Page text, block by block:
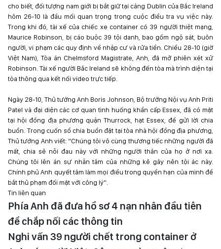
cho biết, đối tượng nam giới bị bắt giữ tại cảng Dublin của Bắc Ireland
hôm 26-10 là đầu mối quan trọng trong cuộc điều tra vụ việc này.
Trong khi đó, tài xế của chiếc xe container có 39 người thiệt mạng,
Maurice Robinson, bị cáo buộc 39 tội danh, bao gồm ngộ sát, buôn
người, vi phạm các quy định về nhập cư và rửa tiền. Chiều 28-10 (giờ
Việt Nam), Tòa án Chelmsford Magistrate, Anh, đã mở phiên xét xử
Robinson. Tài xế người Bắc Ireland sẽ không đến tòa mà trình diện tại
tòa thông qua kết nối video trực tiếp.
Ngày 28-10, Thủ tướng Anh Boris Johnson, Bộ trưởng Nội vụ Anh Priti
Patel và đại diện các cơ quan tình huống khẩn cấp Essex, đã có mặt
tại hội đồng địa phương quận Thurrock, hạt Essex, để gửi lời chia
buồn. Trong cuốn sổ chia buồn đặt tại tòa nhà hội đồng địa phương,
Thủ tướng Anh viết: “Chúng tôi vô cùng thương tiếc những người đã
mất, chia sẻ nỗi đau này với những người thân của họ ở nơi xa.
Chúng tôi lên án sự nhẫn tâm của những kẻ gây nên tội ác này.
Chính phủ Anh quyết tâm làm mọi điều trong quyền hạn của mình để
bắt thủ phạm đối mặt với công lý”.
Tin liên quan
Phía Anh đã đưa hồ sơ 4 nạn nhân đầu tiên
để chắp nối các thông tin ​
Nghi vấn 39 người chết trong container ở